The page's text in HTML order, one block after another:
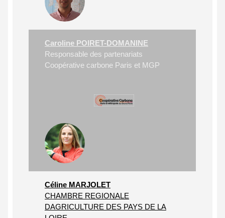
Caroline POIRET-DOMANINE
Responsable des partenariats
Coopérative carbone Paris et MGP
Céline MARJOLET
CHAMBRE REGIONALE
DAGRICULTURE DES PAYS DE LA